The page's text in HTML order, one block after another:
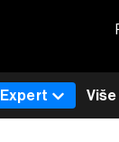
Expert Više